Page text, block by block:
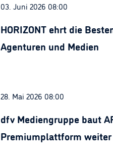
03. Juni 2026 08:00
HORIZONT ehrt die
Agenturen und Medien
28. Mai 2026 08:00
dfv Mediengruppe baut
Premiumplattform weiter